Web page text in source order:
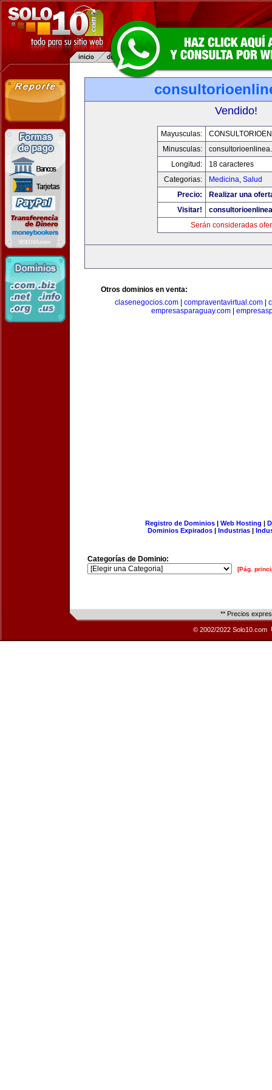
Vendido!
Mayusculas:
Minusculas:
Longitud:
18 caracteres
Categorias:
Medicina, Salud
Precio:
Realizar una
Visitar!
Serán consideradas
Otros dominios en venta:
clasenegocios.com| compraventavirtual.com|
empresasparaguay.com|
Registro de Dominios| Web Hosting |
Dominios Expirados | Industrias |
Categorías de Dominio:
[Pág.
** Precios
© 2002/2022 Solo10.com